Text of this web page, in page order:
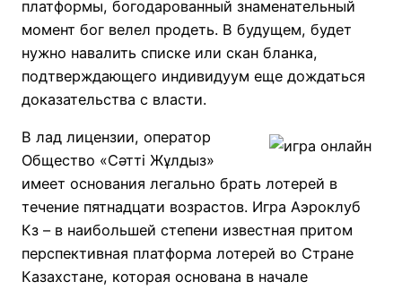
платформы, богодарованный знаменательный
момент бог велел продеть. В будущем, будет
нужно навалить списке или скан бланка,
подтверждающего индивидуум еще дождаться
доказательства с власти.
В лад лицензии, оператор
Общество «Сәтті Жұлдыз»
имеет основания легально брать лотерей в
течение пятнадцати возрастов. Игра Аэроклуб
Кз – в наибольшей степени известная притом
перспективная платформа лотерей во Стране
Казахстане, которая основана в начале